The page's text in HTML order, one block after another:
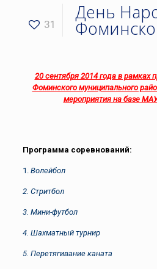
31
День
20 сентября 2014 года в рамках
Фоминского муниципального
мероприятия на базе
Программа соревнований:
1. Волейбол
2. Стритбол
3. Мини-футбол
4. Шахматный турнир
5. Перетягивание каната